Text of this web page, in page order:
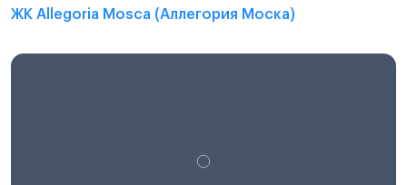
ЖК Allegoria Mosca (Аллегория Моска)